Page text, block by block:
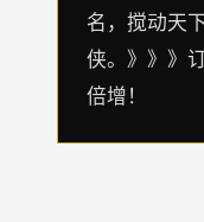
名，搅动天
侠。》》》
倍增！